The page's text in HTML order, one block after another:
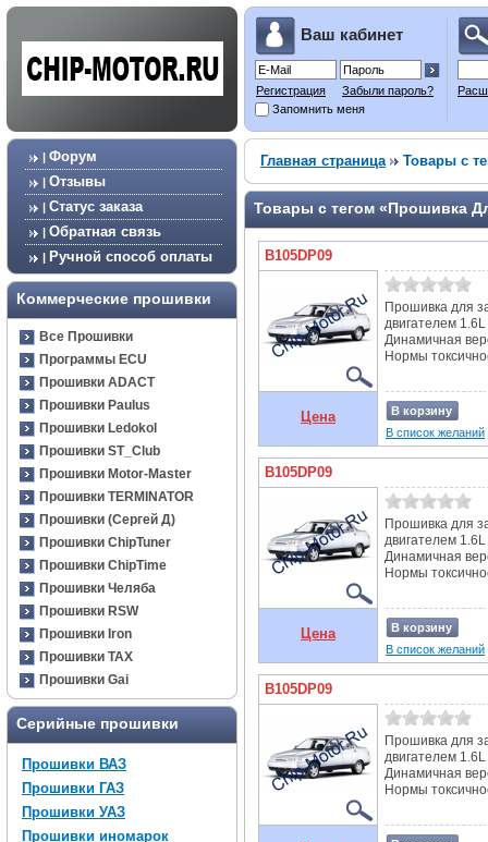
Ваш кабинет
Регистрация
Забыли пароль?
Запомнить меня
| Форум
| Отзывы
| Статус заказа
| Обратная связь
| Ручной способ оплаты
Коммерческие прошивки
Все Прошивки
Программы ECU
Прошивки ADACT
Прошивки Paulus
Прошивки Ledokol
Прошивки ST_Club
Прошивки Motor-Master
Прошивки TERMINATOR
Прошивки (Сергей Д)
Прошивки ChipTuner
Прошивки ChipTime
Прошивки Челяба
Прошивки RSW
Прошивки Iron
Прошивки TAX
Прошивки Gai
Серийные прошивки
Прошивки ВАЗ
Прошивки ГАЗ
Прошивки УАЗ
Прошивки иномарок
Главная страница Товары с
Товары с тегом «Прошивка
B105DP09
Прошивка для
двигателем
Динамичная
Нормы
Цена
В корзину
В список желаний
B105DP09
Прошивка для
двигателем
Динамичная
Нормы
Цена
В корзину
В список желаний
B105DP09
Прошивка для
двигателем
Динамичная
Нормы